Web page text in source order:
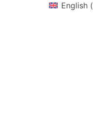
English(